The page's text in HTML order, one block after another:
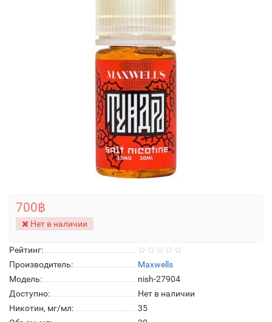
Рейтинг:
Производитель:
Maxwells
Модель:
nish-27904
Доступно:
Нет в наличии
Никотин, мг/мл:
35
700฿
Нет в наличии